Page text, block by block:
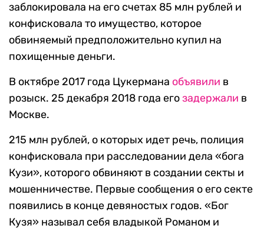
заблокировала на его счетах 85 млн рублей и
конфисковала то имущество, которое
обвиняемый предположительно купил на
похищенные деньги.
В октябре 2017 года Цукермана объявили в
розыск. 25 декабря 2018 года егозадержали в
Москве.
215 млн рублей, о которых идет речь, полиция
конфисковала при расследовании дела «бога
Кузи», которого обвиняют в создании секты и
мошенничестве. Первые сообщения о его секте
появились в конце девяностых годов. «Бог
Кузя» называл себя владыкой Романом и